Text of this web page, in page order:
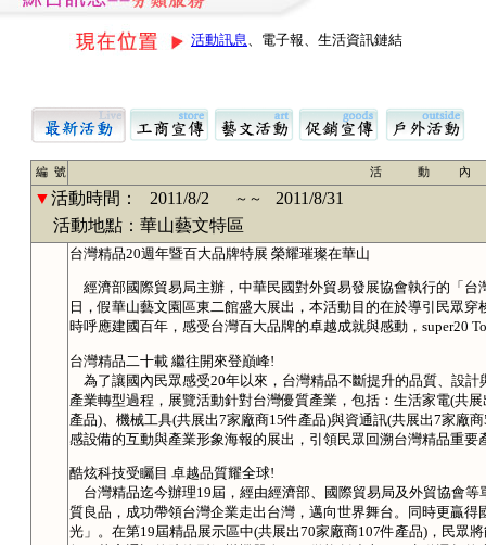
活動訊息、電子報、生活資訊鏈結
編 號 活 動 內
▼活動時間： 2011/8/2 ～～
2011/8/31
活動地點：華山藝文特區
台灣精品20週年暨百大品牌特展 榮耀璀璨在華山
經濟部國際貿易局主辦，中華民國對外貿易發展協會執行的「台
日，假華山藝文園區東二館盛大展出，本活動目的在於導引民眾
時呼應建國百年，感受台灣百大品牌的卓越成就與感動，super20
台灣精品二十載 繼往開來登巔峰!
為了讓國內民眾感受20年以來，台灣精品不斷提升的品質、設
產業轉型過程，展覽活動針對台灣優質產業，包括：生活家電(共
產品)、機械工具(共展出7家廠商15件產品)與資通訊(共展出7家廠
感設備的互動與產業形象海報的展出，引領民眾回溯台灣精品重
酷炫科技受矚目 卓越品質耀全球!
台灣精品迄今辦理19屆，經由經濟部、國際貿易局及外貿協會
質良品，成功帶領台灣企業走出台灣，邁向世界舞台。同時更贏
光」。在第19屆精品展示區中(共展出70家廠商107件產品)，民眾